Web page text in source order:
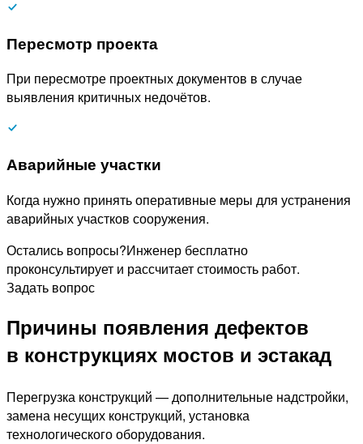
Пересмотр проекта
При пересмотре проектных документов в случае
выявления критичных недочётов.
Аварийные участки
Когда нужно принять оперативные меры для устранения
аварийных участков сооружения.
Остались вопросы?Инженер бесплатно
проконсультирует и рассчитает стоимость работ.
Задать вопрос
Причины появления дефектов
в конструкциях мостов и эстакад
Перегрузка конструкций — дополнительные надстройки,
замена несущих конструкций, установка
технологического оборудования.